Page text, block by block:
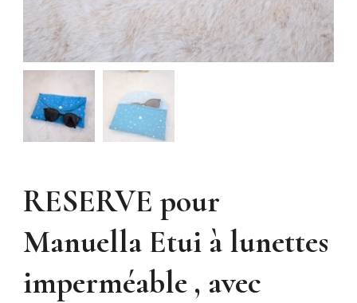
RESERVE pour
Manuella Etui à lunettes
imperméable , avec